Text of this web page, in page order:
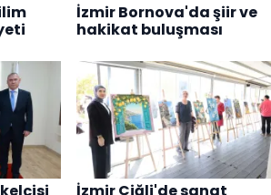
İzmir Bornova'da şiir ve
hakikat buluşması